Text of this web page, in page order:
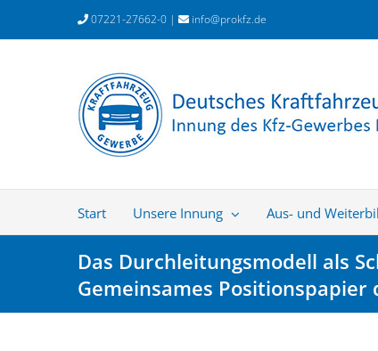
07221-27662-0 | info@prokfz.de
Start Unsere Innung Aus- und
Das Durchleitungsmodell als
Gemeinsames Positionspapier